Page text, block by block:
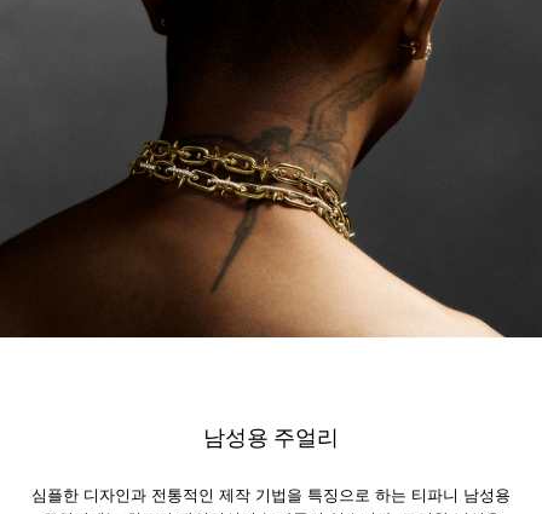
남성용 주얼리
심플한 디자인과 전통적인 제작 기법을 특징으로 하는 티파니 남성용